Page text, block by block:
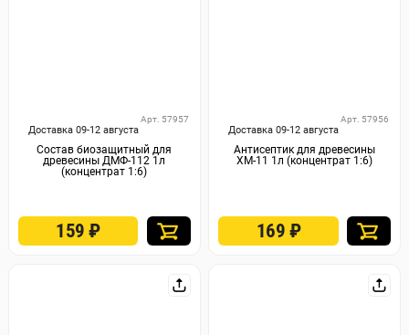
Доставка 09-12 августа
Арт. 57957
Состав биозащитный для
древесины ДМФ-112 1л
(концентрат 1:6)
159₽
Доставка 09-12 августа
Арт. 57956
Антисептик для древесины
ХМ-11 1л (концентрат 1:6)
169 ₽